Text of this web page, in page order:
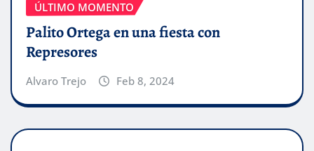
ÚLTIMO MOMENTO
Palito Ortega en una fiesta con
Represores
Alvaro Trejo Feb 8, 2024